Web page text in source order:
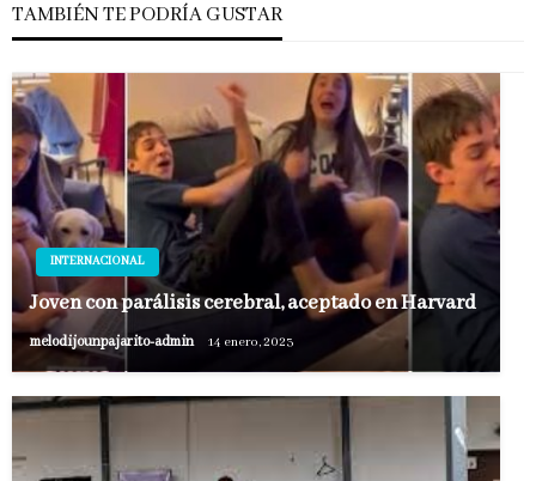
TAMBIÉN TE PODRÍA GUSTAR
INTERNACIONAL
Joven con parálisis cerebral, aceptado en Harvard
melodijounpajarito-admin 14 enero, 2023